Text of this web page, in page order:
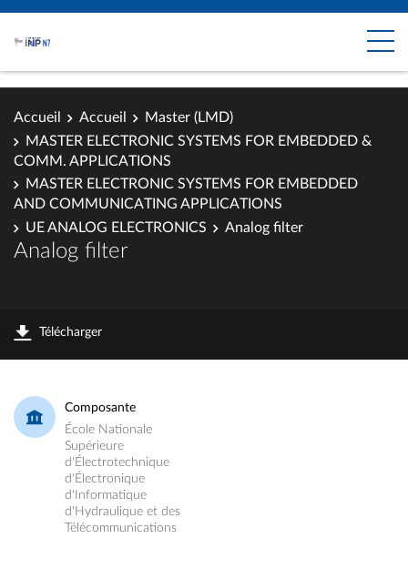
Accueil Accueil
Master (LMD)
MASTER ELECTRONIC SYSTEMS FOR EMBEDDED &
COMM. APPLICATIONS
MASTER ELECTRONIC SYSTEMS FOR EMBEDDED
AND COMMUNICATING APPLICATIONS
UE ANALOG ELECTRONICS
Analog filter
Analog filter
Télécharger
Composante
École Nationale
Supérieure
d'Électrotechnique
d'Électronique
d'Informatique
d'Hydraulique et des
Télécommunications